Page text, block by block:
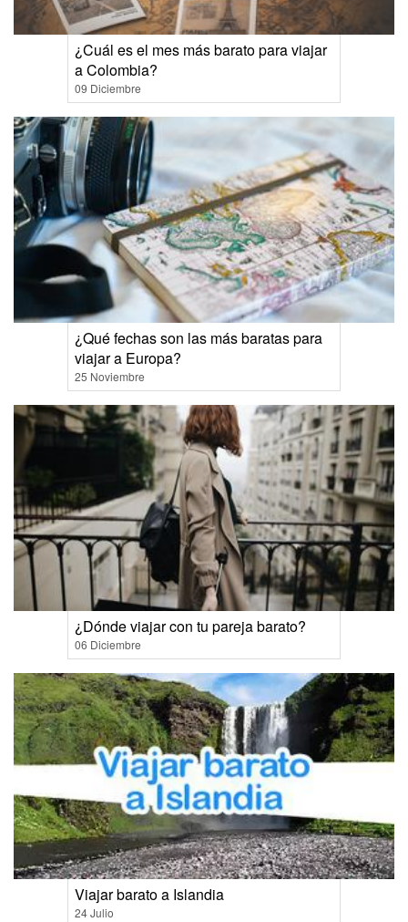
¿Cuál es el mes más barato para viajar
a Colombia?
09 Diciembre
¿Qué fechas son las más baratas para
viajar a Europa?
25 Noviembre
¿Dónde viajar con tu pareja barato?
06 Diciembre
Viajar barato a Islandia
24 Julio